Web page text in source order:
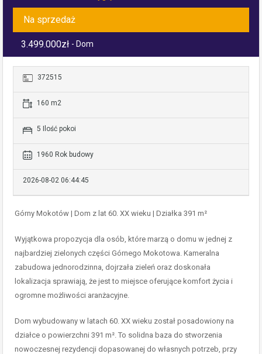
Na sprzedaż
3.499.000zł - Dom
372515
160 m2
5 Ilość pokoi
1960 Rok budowy
2026-08-02 06:44:45
Górny Mokotów | Dom z lat 60. XX wieku | Działka 391 m²
Wyjątkowa propozycja dla osób, które marzą o domu w jednej z
najbardziej zielonych części Górnego Mokotowa. Kameralna
zabudowa jednorodzinna, dojrzała zieleń oraz doskonała
lokalizacja sprawiają, że jest to miejsce oferujące komfort życia i
ogromne możliwości aranżacyjne.
Dom wybudowany w latach 60. XX wieku został posadowiony na
działce o powierzchni 391 m². To solidna baza do stworzenia
nowoczesnej rezydencji dopasowanej do własnych potrzeb, przy